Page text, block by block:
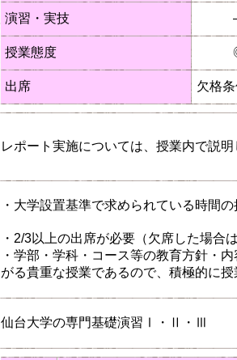
演習・実技
授業態度
出席 欠格
レポート実施については、授業内で説
・大学設置基準で求められている時間
・2/3以上の出席が必要（欠席した場
・学部・学科・コース等の教育方針
がる貴重な授業であるので、積極的に
仙台大学の専門基礎演習Ⅰ・Ⅱ・Ⅲ